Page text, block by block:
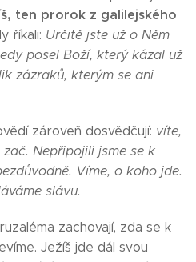
ten prorok z galilejského
říkali: Určitě jste už o Něm
posel Boží, který kázal už
zázraků, kterým se ani
zároveň dosvědčují: víte,
Nepřipojili jsme se k
Víme, o koho jde.
slávu.
zachovají, zda se k
Ježíš jde dál svou